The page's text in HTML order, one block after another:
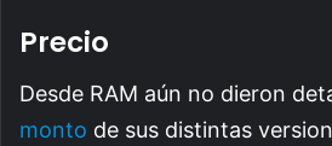
Precio
Desde RAM aún no dieron
monto de sus distintas